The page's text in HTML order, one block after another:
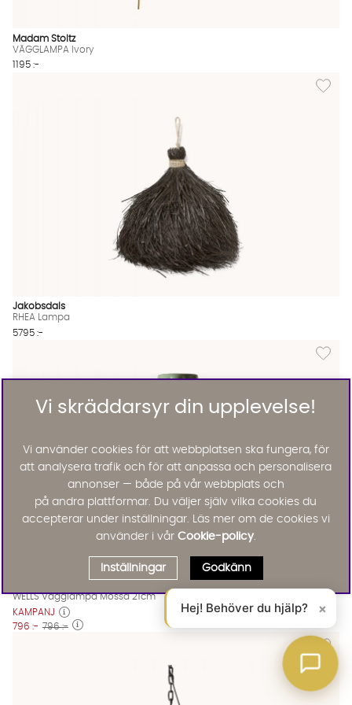
Madam Stoltz
VÄGGLAMPA Ivory
1195 :-
Lägg
Jakobsdals
RHEA Lampa
5795 :-
Lägg
WELLS Vägglampa Mossa 21cm Finns även i dessa färger:
WELLS Vägglampa Mossa 21cm
KAMPANJ
796 :- 796 :-
Lägg till
Vi skräddarsyr din upplevelse!
Vi använder cookies för att webbplatsen ska fungera, för
att analysera trafik och för att anpassa och personalisera
annonser — både på vår webbplats och
på andra plattformar. Du väljer själv vilka cookies du
accepterar under inställningar. Läs mer om de cookies vi
använder i vår Cookie-policy.
Inställningar Godkänn
Hej! Behöver du hjälp? ×